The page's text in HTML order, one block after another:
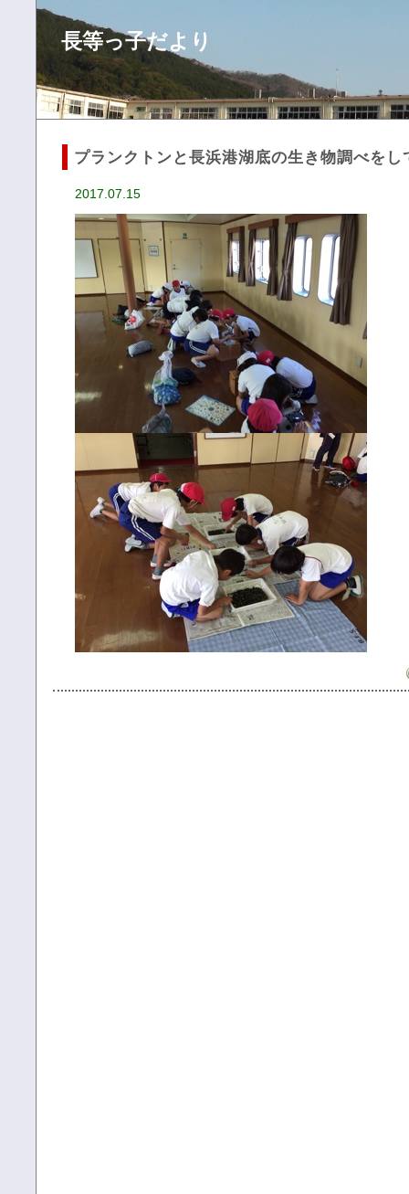
長等っ子だより
プランクトンと長浜港湖底の生き物調べをし
2017.07.15